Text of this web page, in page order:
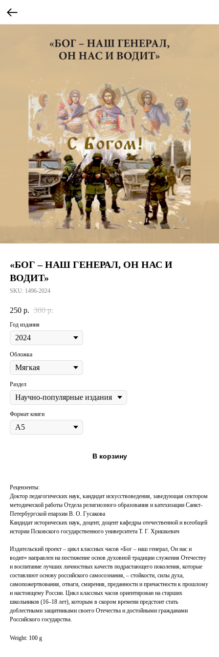
«БОГ – НАШ ГЕНЕРАЛ, ОН НАС И
ВОДИТ»
SKU: 1496-2024
250 р. 300 р.
Год издания
Обложка
Раздел
Формат книги
В корзину
Рецензенты:
Доктор педагогических наук, кандидат искусствоведения, заведующая сектором
методической работы Отдела религиозного образования и катехизации Санкт-
Петербургской епархии В. О. Гусакова
Кандидат исторических наук, доцент, доцент кафедры отечественной и всеобщей
истории Псковского государственного университета Т. Г. Хришкевич
Издательский проект – цикл классных часов «Бог – наш генерал, Он нас и
водит» направлен на постижение основ духовной традиции служения Отечеству
и воспитание лучших личностных качеств подрастающего поколения, которые
составляют основу российского самосознания, – стойкости, силы духа,
самопожертвования, отваги, смирения, преданности и причастности к прошлому
и настоящему России. Цикл классных часов ориентирован на старших
школьников (16–18 лет), которым в скором времени предстоит стать
доблестными защитниками своего Отечества и достойными гражданами
Российского государства.
Weight: 100 g